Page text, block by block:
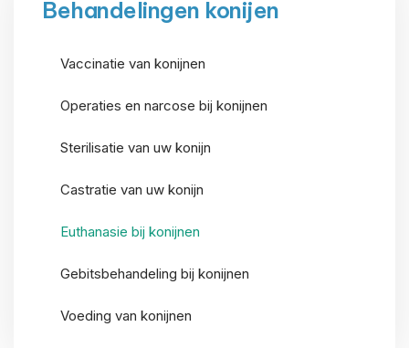
Behandelingen konijen
Vaccinatie van konijnen
Operaties en narcose bij konijnen
Sterilisatie van uw konijn
Castratie van uw konijn
Euthanasie bij konijnen
Gebitsbehandeling bij konijnen
Voeding van konijnen